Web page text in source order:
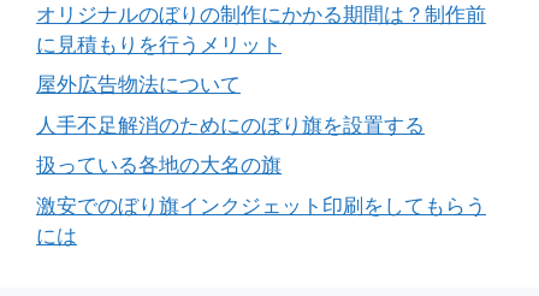
オリジナルのぼりの制作にかかる期間は？制作前
に見積もりを行うメリット
屋外広告物法について
人手不足解消のためにのぼり旗を設置する
扱っている各地の大名の旗
激安でのぼり旗インクジェット印刷をしてもらう
には